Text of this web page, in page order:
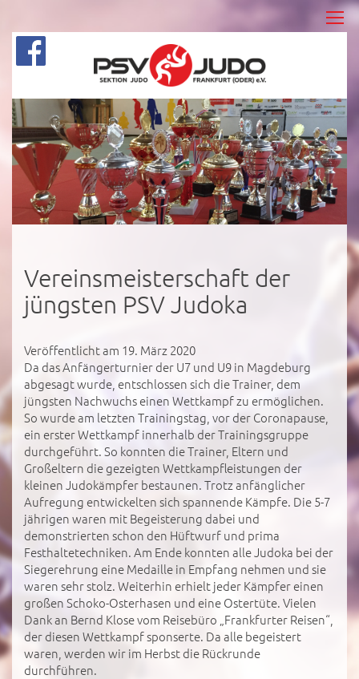
Vereinsmeisterschaft der
jüngsten PSV Judoka
Veröffentlicht am 19. März 2020
Da das Anfängerturnier der U7 und U9 in Magdeburg
abgesagt wurde, entschlossen sich die Trainer, dem
jüngsten Nachwuchs einen Wettkampf zu ermöglichen.
So wurde am letzten Trainingstag, vor der Coronapause,
ein erster Wettkampf innerhalb der Trainingsgruppe
durchgeführt. So konnten die Trainer, Eltern und
Großeltern die gezeigten Wettkampfleistungen der
kleinen Judokämpfer bestaunen. Trotz anfänglicher
Aufregung entwickelten sich spannende Kämpfe. Die 5-7
jährigen waren mit Begeisterung dabei und
demonstrierten schon den Hüftwurf und prima
Festhaltetechniken. Am Ende konnten alle Judoka bei der
Siegerehrung eine Medaille in Empfang nehmen und sie
waren sehr stolz. Weiterhin erhielt jeder Kämpfer einen
großen Schoko-Osterhasen und eine Ostertüte. Vielen
Dank an Bernd Klose vom Reisebüro „Frankfurter Reisen“,
der diesen Wettkampf sponserte. Da alle begeistert
waren, werden wir im Herbst die Rückrunde
durchführen.